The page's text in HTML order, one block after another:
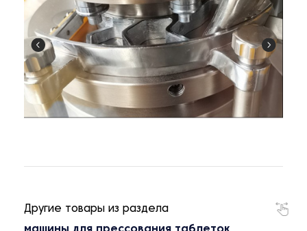
Другие товары из раздела